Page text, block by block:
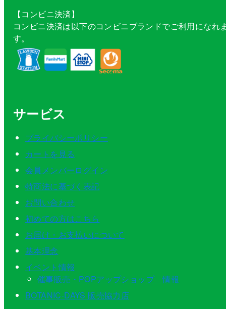
【コンビニ決済】
コンビニ決済は以下のコンビニブランドでご利用になれ
す。
サービス
プライバシーポリシー
カートを見る
会員メンバーログイン
特商法に基づく表記
お問い合わせ
初めての方はこちら
お届け・お支払いについて
基本理念
イベント情報
催事販売・POPアップショップ 情報
BOTANIC-DAYS 販売協力店